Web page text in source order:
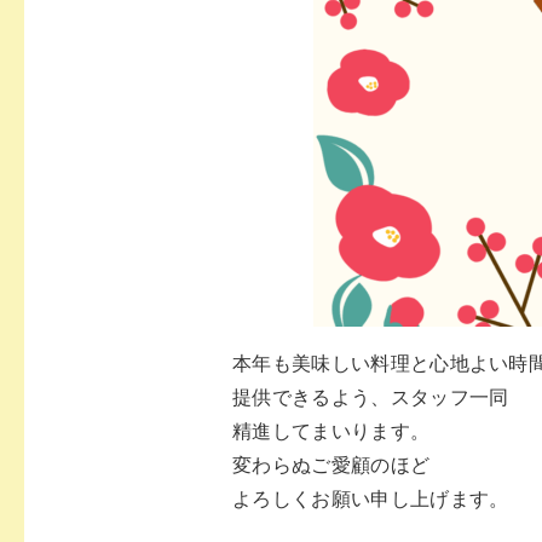
本年も美味しい料理と心地よい時
提供できるよう、スタッフ一同
精進してまいります。
変わらぬご愛顧のほど
よろしくお願い申し上げます。